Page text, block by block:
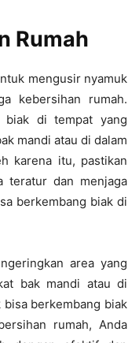
Rumah
mengusir nyamuk
kebersihan rumah.
biak di tempat yang
mandi atau di dalam
karena itu, pastikan
teratur dan menjaga
berkembang biak di
area yang
bak mandi atau di
berkembang biak
rumah, Anda